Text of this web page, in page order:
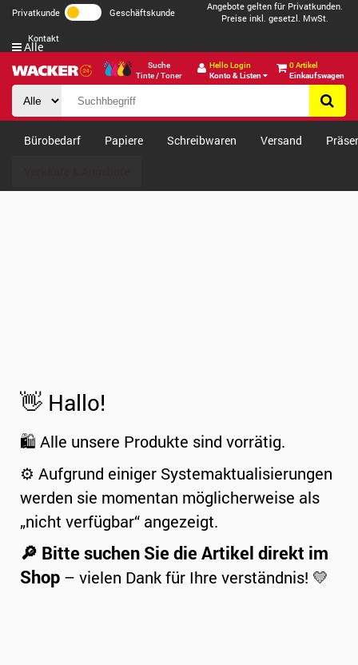
Privatkunde Geschäftskunde
Angebote gelten für Privatkunden.
Preise inkl. gesetzl. MwSt.
Kontakt
Suche
Tinte / Toner
Hello Login
Konto & Listen
0 Artikel
Einkaufswagen
Alle
Bürobedarf Papiere Schreibwaren Versand
👋 Hallo!
🛍️ Alle unsere Produkte sind vorrätig.
⚙️ Aufgrund einiger Systemaktualisierungen
werden sie momentan möglicherweise als
„nicht verfügbar“ angezeigt.
🔎 Bitte suchen Sie die Artikel direkt im
Shop – vielen Dank für Ihre verständnis! 💛